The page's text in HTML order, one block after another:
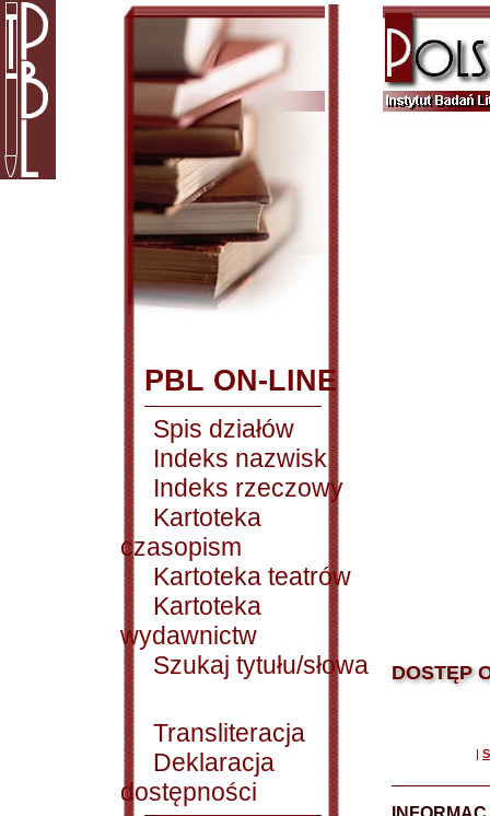
PBL ON-LINE
Spis działów
Indeks nazwisk
Indeks rzeczowy
Kartoteka
czasopism
Kartoteka teatrów
Kartoteka
wydawnictw
Szukaj tytułu/słowa
Transliteracja
Deklaracja
dostępności
DOSTĘP
|